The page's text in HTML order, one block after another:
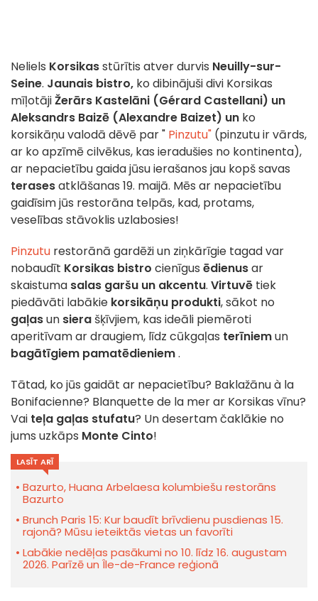
Neliels Korsikasstūrītis atver durvis Neuilly-sur-
Seine. Jaunais bistro, ko dibinājuši divi Korsikas
mīļotājiŽerārs Kastelāni (Gérard Castellani) un
Aleksandrs Baizē (Alexandre Baizet) un ko
korsikāņu valodā dēvē par " Pinzutu" (pinzutu ir vārds,
ar ko apzīmē cilvēkus, kas ieradušies no kontinenta),
ar nepacietību gaida jūsu ierašanos jau kopš savas
terasesatklāšanas 19. maijā. Mēs ar nepacietību
gaidīsim jūs restorāna telpās, kad, protams,
veselības stāvoklis uzlabosies!
Pinzutu restorānā gardēži un ziņkārīgie tagad var
nobaudīt Korsikas bistro cienīgus ēdienusar
skaistuma salas garšu un akcentu. Virtuvē tiek
piedāvāti labākie korsikāņu produkti, sākot no
gaļasun siera šķīvjiem, kas ideāli piemēroti
aperitīvam ar draugiem, līdz cūkgaļas terīniemun
bagātīgiem pamatēdieniem.
Tātad, ko jūs gaidāt ar nepacietību? Baklažānu à la
Bonifacienne? Blanquette de la mer ar Korsikas vīnu?
Vai teļa gaļas stufatu? Un desertam čaklākie no
jums uzkāps Monte Cinto!
LASĪT ARĪ
Bazurto, Huana Arbelaesa kolumbiešu restorāns
Bazurto
Brunch Paris 15: Kur baudīt brīvdienu pusdienas 15.
rajonā? Mūsu ieteiktās vietas un favorīti
Labākie nedēļas pasākumi no 10. līdz 16. augustam
2026. Parīzē un Île-de-France reģionā